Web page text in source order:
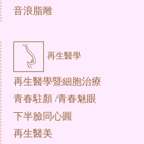
音浪脂雕
再生醫學
再生醫學暨細胞治療
青春駐顏 /青春魅眼
下半臉同心圓
再生醫美